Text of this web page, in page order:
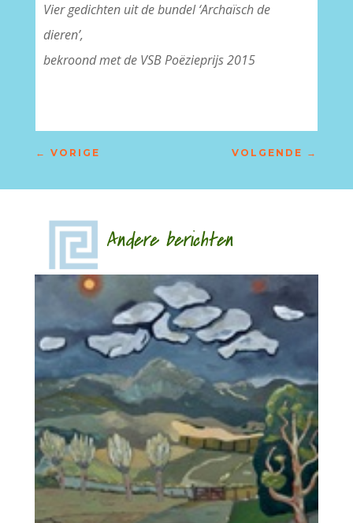
Vier gedichten uit de bundel ‘Archaïsch de
dieren’,
bekroond met de VSB Poëzieprijs 2015
← VORIGE VOLGENDE →
Andere berichten